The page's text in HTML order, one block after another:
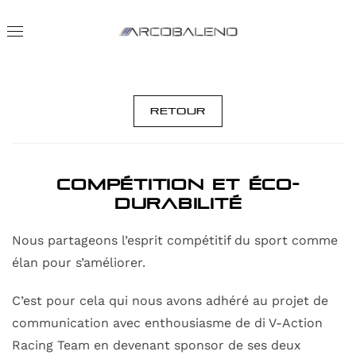
Retour
COMPÉTITION ET ÉCO-
DURABILITÉ
Nous partageons l’esprit compétitif du sport comme
élan pour s’améliorer.
C’est pour cela qui nous avons adhéré au projet de
communication avec enthousiasme de di V-Action
Racing Team en devenant sponsor de ses deux